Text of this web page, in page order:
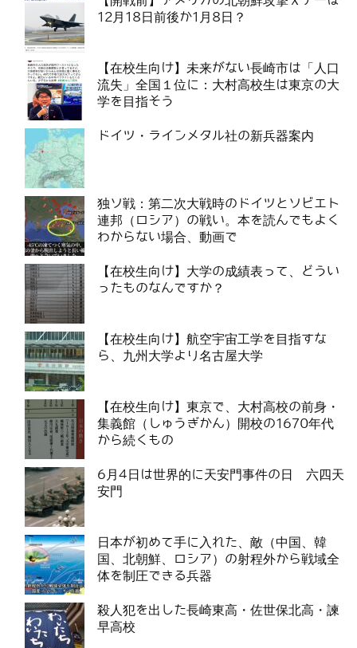
12月18日前後か1月8日？
【在校生向け】未来がない長崎市は「人口
流失」全国１位に：大村高校生は東京の大
学を目指そう
ドイツ・ラインメタル社の新兵器案内
独ソ戦：第二次大戦時のドイツとソビエト
連邦（ロシア）の戦い。本を読んでもよく
わからない場合、動画で
【在校生向け】大学の成績表って、どうい
ったものなんですか？
【在校生向け】航空宇宙工学を目指すな
ら、九州大学より名古屋大学
【在校生向け】東京で、大村高校の前身・
集義館（しゅうぎかん）開校の1670年代
から続くもの
6月4日は世界的に天安門事件の日 六四天
安門
日本が初めて手に入れた、敵（中国、韓
国、北朝鮮、ロシア）の射程外から戦域全
体を制圧できる兵器
殺人犯を出した長崎東高・佐世保北高・諫
早高校